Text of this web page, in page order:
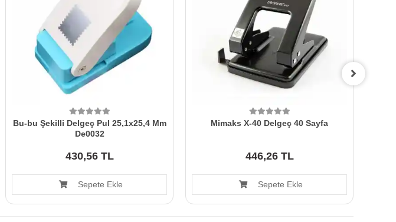
Bu-bu Şekilli Delgeç Pul 25,1x25,4 Mm
De0032
430,56 TL
Sepete Ekle
Mimaks X-40 Delgeç 40 Sayfa
446,26 TL
Sepete Ekle